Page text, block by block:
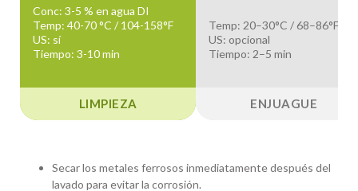
Conc: 3-5 % en agua DI
Temp: 40-70 °C / 104-158°F
US: sí
Tiempo: 3-10 min
LIMPIEZA
Temp: 20–30°C / 68–86°F
US: opcional
Tiempo: 2–5 min
ENJUAGUE
Secar los metales ferrosos inmediatamente después del
lavado para evitar la corrosión.